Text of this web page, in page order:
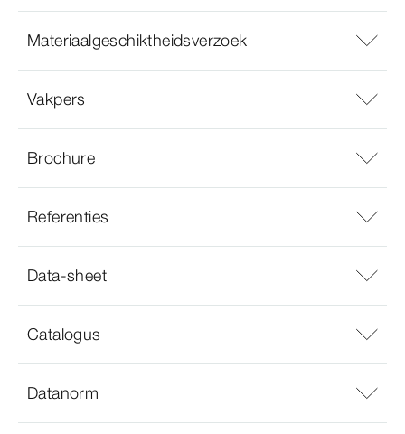
Materiaalgeschiktheidsverzoek
Vakpers
Brochure
Referenties
Data-sheet
Catalogus
Datanorm